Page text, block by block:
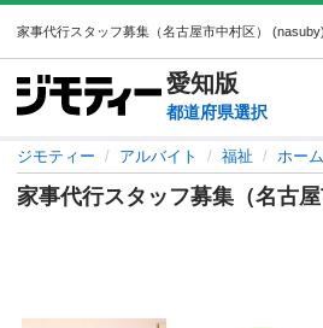
愛知版
都道府県選択
ジモティー アルバイト 福祉 ホー
家事代行スタッフ募集（名古屋